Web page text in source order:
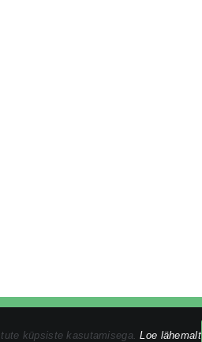
küpsiste kasutamisega.Loe lähemalt